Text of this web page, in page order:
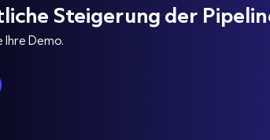
Steigerung der
Ihre Demo.